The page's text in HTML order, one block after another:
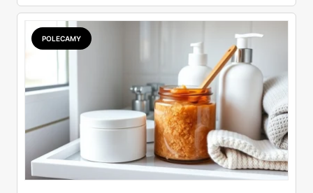
się przy półce z samego rana.
POLECAMY